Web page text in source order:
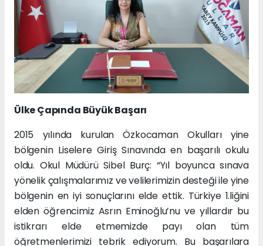
Ülke Çapında Büyük Başarı
2015 yılında kurulan Özkocaman Okulları yine
bölgenin Liselere Giriş Sınavında en başarılı okulu
oldu. Okul Müdürü Sibel Burç: “Yıl boyunca sınava
yönelik çalışmalarımız ve velilerimizin desteği ile yine
bölgenin en iyi sonuçlarını elde ettik. Türkiye 1.liğini
elden öğrencimiz Asrın Eminoğlu’nu ve yıllardır bu
istikrarı elde etmemizde payı olan tüm
öğretmenlerimizi tebrik ediyorum. Bu başarılara